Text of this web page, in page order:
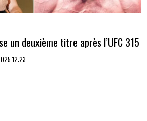
un deuxième titre après l’UFC 315
12:23